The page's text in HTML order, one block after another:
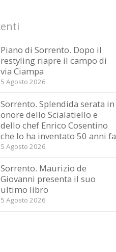
Piano di Sorrento. Dopo il
restyling riapre il campo di
via Ciampa
5 Agosto 2026
Sorrento. Splendida serata in
onore dello Scialatiello e
dello chef Enrico Cosentino
che lo ha inventato 50 anni fa
5 Agosto 2026
Sorrento. Maurizio de
Giovanni presenta il suo
ultimo libro
5 Agosto 2026